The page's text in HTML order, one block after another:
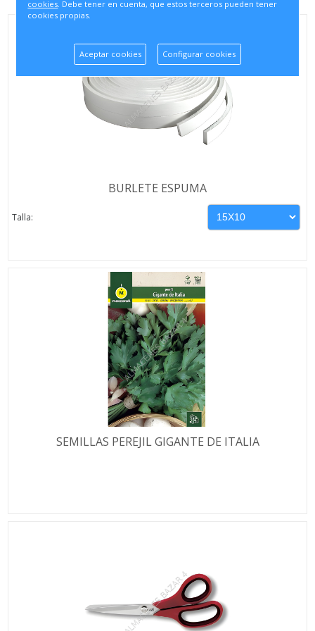
BURLETE ESPUMA
Talla:
SEMILLAS PEREJIL GIGANTE DE ITALIA
cookies. Debe tener en cuenta, que estos terceros pueden tener
cookies propias.
Aceptar cookies Configurar cookies